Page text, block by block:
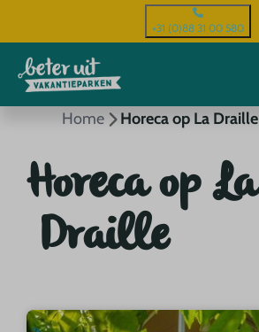
+31 (0)88 31 00 580
Home Horeca op La Draille
Horeca op La
Draille